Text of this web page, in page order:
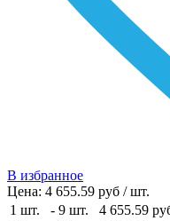
В избранное
Цена: 4 655.59 руб / шт.
1 шт.
- 9 шт. 4 655.59